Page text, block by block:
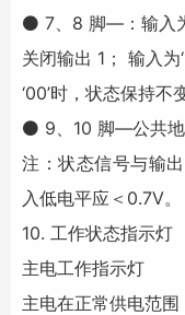
⚫ 7、8 脚—：输入为
关闭输出 1； 输入为
‘00’时，状态保持不
⚫ 9、10 脚—公共地
注：状态信号与输
入低电平应＜0.7V。
10. 工作状态指示灯
主电工作指示灯
主电在正常供电范围